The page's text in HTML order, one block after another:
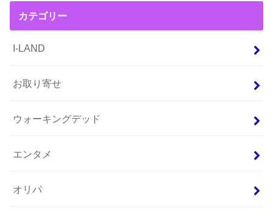
カテゴリー
I-LAND
お取り寄せ
ウォーキングデッド
エンタメ
オリパ